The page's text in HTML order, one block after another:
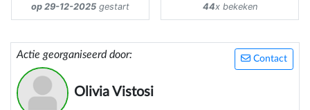
op 29-12-2025 gestart 44x bekeken
Contact
Actie georganiseerd door:
Olivia Vistosi